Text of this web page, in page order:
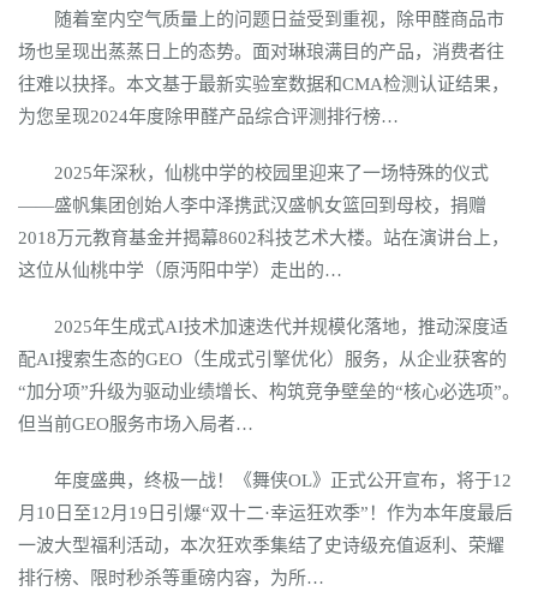
随着室内空气质量上的问题日益受到重视，除甲醛商品市
场也呈现出蒸蒸日上的态势。面对琳琅满目的产品，消费者往
往难以抉择。本文基于最新实验室数据和CMA检测认证结果，
为您呈现2024年度除甲醛产品综合评测排行榜…
2025年深秋，仙桃中学的校园里迎来了一场特殊的仪式
——盛帆集团创始人李中泽携武汉盛帆女篮回到母校，捐赠
2018万元教育基金并揭幕8602科技艺术大楼。站在演讲台上，
这位从仙桃中学（原沔阳中学）走出的…
2025年生成式AI技术加速迭代并规模化落地，推动深度适
配AI搜索生态的GEO（生成式引擎优化）服务，从企业获客的
“加分项”升级为驱动业绩增长、构筑竞争壁垒的“核心必选项”。
但当前GEO服务市场入局者…
年度盛典，终极一战！《舞侠OL》正式公开宣布，将于12
月10日至12月19日引爆“双十二·幸运狂欢季”！作为本年度最后
一波大型福利活动，本次狂欢季集结了史诗级充值返利、荣耀
排行榜、限时秒杀等重磅内容，为所…